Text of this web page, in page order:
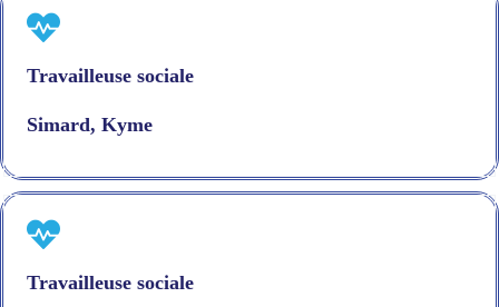
Travailleuse sociale
Simard, Kyme
Travailleuse sociale